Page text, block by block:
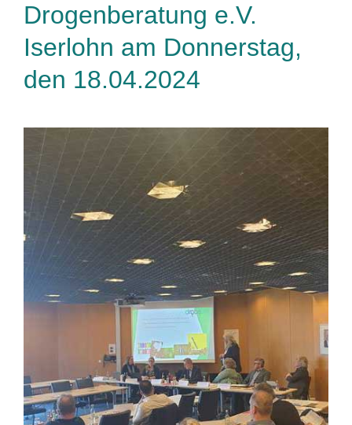
Drogenberatung e.V.
Iserlohn am Donnerstag,
den 18.04.2024